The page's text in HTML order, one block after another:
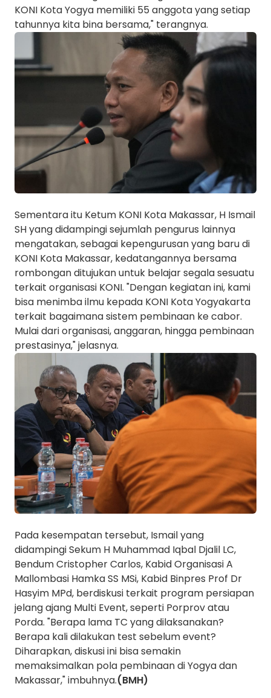
KONI Kota Yogya memiliki 55 anggota yang setiap
tahunnya kita bina bersama," terangnya.
Sementara itu Ketum KONI Kota Makassar, H Ismail
SH yang didampingi sejumlah pengurus lainnya
mengatakan, sebagai kepengurusan yang baru di
KONI Kota Makassar, kedatangannya bersama
rombongan ditujukan untuk belajar segala sesuatu
terkait organisasi KONI. "Dengan kegiatan ini, kami
bisa menimba ilmu kepada KONI Kota Yogyakarta
terkait bagaimana sistem pembinaan ke cabor.
Mulai dari organisasi, anggaran, hingga pembinaan
prestasinya," jelasnya.
Pada kesempatan tersebut, Ismail yang
didampingi Sekum H Muhammad Iqbal Djalil LC,
Bendum Cristopher Carlos, Kabid Organisasi A
Mallombasi Hamka SS MSi, Kabid Binpres Prof Dr
Hasyim MPd, berdiskusi terkait program persiapan
jelang ajang Multi Event, seperti Porprov atau
Porda. "Berapa lama TC yang dilaksanakan?
Berapa kali dilakukan test sebelum event?
Diharapkan, diskusi ini bisa semakin
memaksimalkan pola pembinaan di Yogya dan
Makassar," imbuhnya.(BMH)